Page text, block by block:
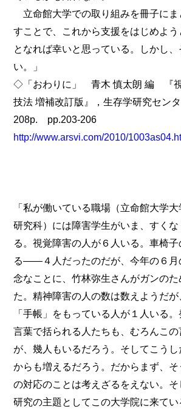
立命館大学での取り組みを冊子にま
すことで、これから支援をはじめよ
となれば幸いと思っている。しかし
い。」
◇「おわりに」 青木 慎太朗 編 『視
技法 増補改訂版』，生存学研究センタ
208p. pp.203-206
http://www.arsvi.com/2010/
「私が働いている職場（立命館大学
研究科）には障害学生がいま、すく
る。視覚障害の人が６人いる。車椅
る――４人だったのだが、今年の６月
念なことに、竹林弥生さんがガンの
た。精神障害の人の数は数えようだ
「手帳」をもっている人が１人いる
言葉で括られる人たちも、むろんこ
が、幾人もいるだろう。そしてこう
からも増えるだろう。だからまず、
の対応のことは考えざるをえない。
研究の主題としてこの大学院に来て